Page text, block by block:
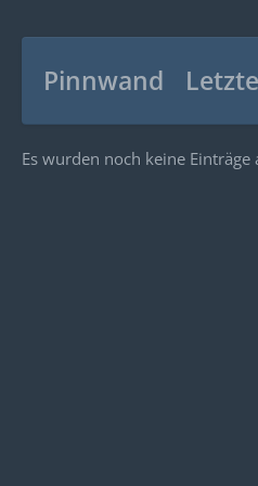
Pinnwand
Es wurden noch keine